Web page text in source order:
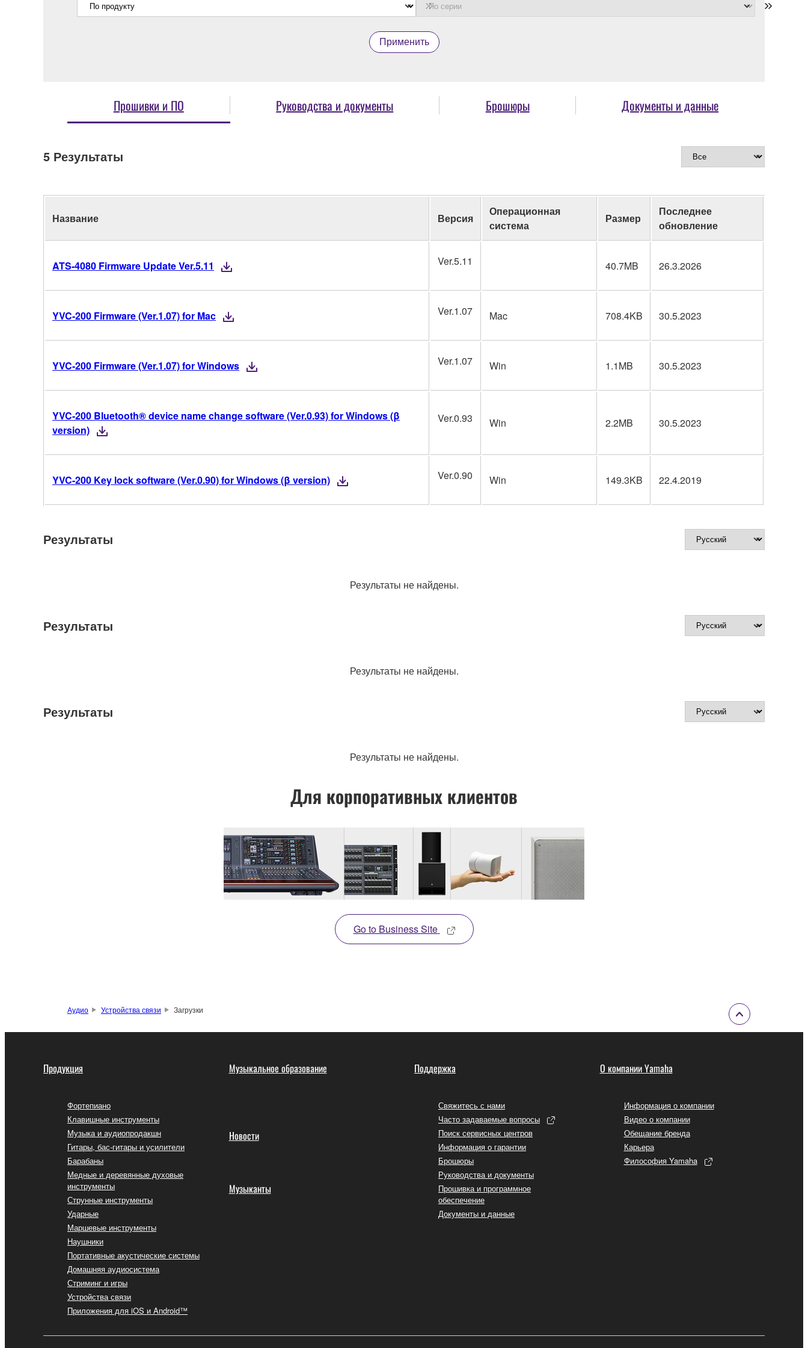
Применить
Прошивки и ПО Руководства и документы Брошюры Документы и данные
5 Результаты
Название Версия
Операционная
система
Размер
Последнее
обновление
ATS-4080 Firmware Update Ver.5.11 Ver.5.11 40.7MB 26.3.2026
YVC-200 Firmware (Ver.1.07) for Mac Ver.1.07 Mac 708.4KB 30.5.2023
YVC-200 Firmware (Ver.1.07) for Windows Ver.1.07 Win 1.1MB 30.5.2023
YVC-200 Bluetooth® device name change software (Ver.0.93) for Windows (β
version)
Ver.0.93 Win 2.2MB 30.5.2023
YVC-200 Key lock software (Ver.0.90) for Windows (β version) Ver.0.90 Win 149.3KB 22.4.2019
Результаты
Результаты не найдены.
Результаты
Результаты не найдены.
Результаты
Результаты не найдены.
Для корпоративных клиентов
Go to Business Site
Аудио Устройства связи Загрузки
Продукция
Фортепиано
Клавишные инструменты
Музыка и аудиопродакшн
Гитары, бас-гитары и усилители
Барабаны
Медные и деревянные духовые
инструменты
Струнные инструменты
Ударные
Маршевые инструменты
Наушники
Портативные акустические системы
Домашняя аудиосистема
Стриминг и игры
Устройства связи
Приложения для iOS и Android™
Музыкальное образование
Новости
Музыканты
Поддержка
Свяжитесь с нами
Часто задаваемые вопросы
Поиск сервисных центров
Информация о гарантии
Брошюры
Руководства и документы
Прошивка и программное
обеспечение
Документы и данные
О компании Yamaha
Информация о компании
Видео о компании
Обещание бренда
Карьера
Философия Yamaha